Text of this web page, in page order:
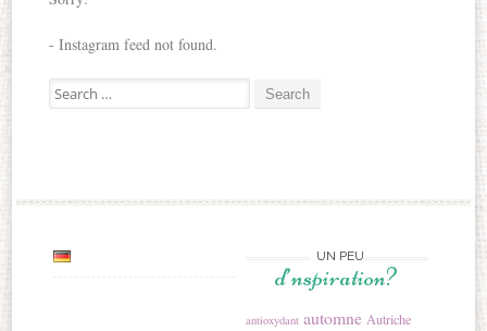
- Instagram feed not found.
Search for:
UN PEU
d’nspiration?
antioxydant automne Autriche